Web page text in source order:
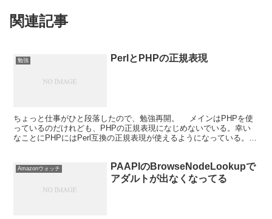
関連記事
勉強 PerlとPHPの正規表現
ちょっと仕事がひと段落したので、勉強再開。 メインはPHPを使
っているのだけれども、PHPの正規表現になじめないでいる。幸い
なことにPHPにはPerl互換の正規表現が使えるようになっている。置
Amazonウォッチ
PAAPIのBrowseNodeLookupで
アダルトが出なくなってる